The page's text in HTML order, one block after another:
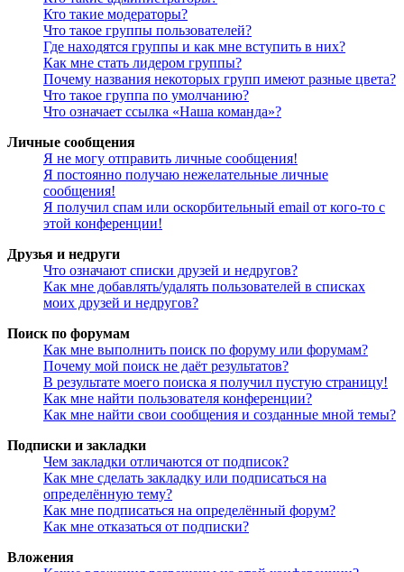
Кто такие модераторы?
Что такое группы пользователей?
Где находятся группы и как мне вступить в них?
Как мне стать лидером группы?
Почему названия некоторых групп имеют разные цвета?
Что такое группа по умолчанию?
Что означает ссылка «Наша команда»?
Личные сообщения
Я не могу отправить личные сообщения!
Я постоянно получаю нежелательные личные
сообщения!
Я получил спам или оскорбительный email от кого-то с
этой конференции!
Друзья и недруги
Что означают списки друзей и недругов?
Как мне добавлять/удалять пользователей в списках
моих друзей и недругов?
Поиск по форумам
Как мне выполнить поиск по форуму или форумам?
Почему мой поиск не даёт результатов?
В результате моего поиска я получил пустую страницу!
Как мне найти пользователя конференции?
Как мне найти свои сообщения и созданные мной темы?
Подписки и закладки
Чем закладки отличаются от подписок?
Как мне сделать закладку или подписаться на
определённую тему?
Как мне подписаться на определённый форум?
Как мне отказаться от подписки?
Вложения